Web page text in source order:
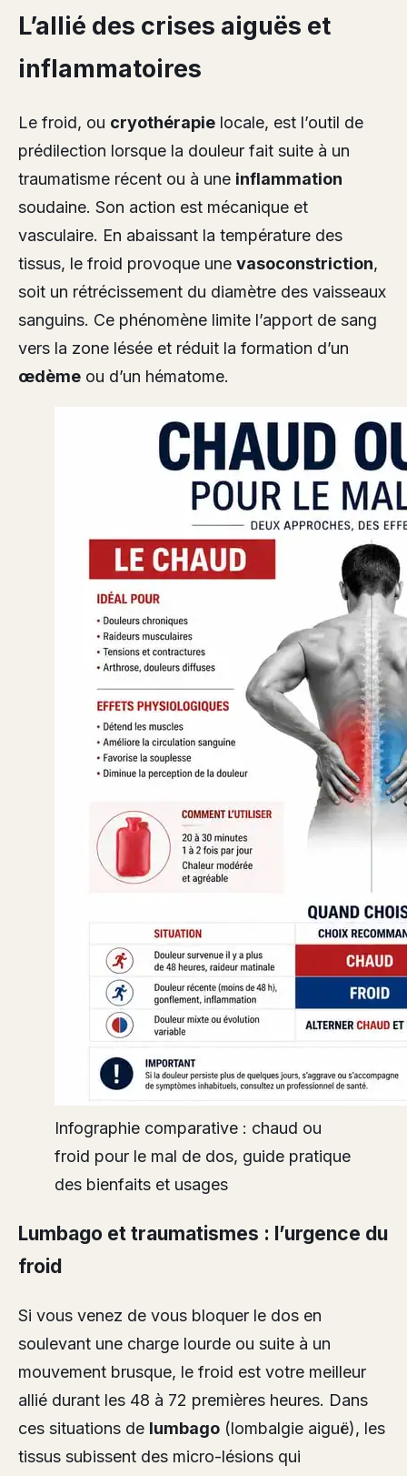
L’allié des crises aiguës et
inflammatoires
Le froid, ou cryothérapie locale, est l’outil de
prédilection lorsque la douleur fait suite à un
traumatisme récent ou à une inflammation
soudaine. Son action est mécanique et
vasculaire. En abaissant la température des
tissus, le froid provoque une vasoconstriction,
soit un rétrécissement du diamètre des vaisseaux
sanguins. Ce phénomène limite l’apport de sang
vers la zone lésée et réduit la formation d’un
œdème ou d’un hématome.
Infographie comparative : chaud ou
froid pour le mal de dos, guide pratique
des bienfaits et usages
Lumbago et traumatismes : l’urgence du
froid
Si vous venez de vous bloquer le dos en
soulevant une charge lourde ou suite à un
mouvement brusque, le froid est votre meilleur
allié durant les 48 à 72 premières heures. Dans
ces situations de lumbago (lombalgie aiguë), les
tissus subissent des micro-lésions qui